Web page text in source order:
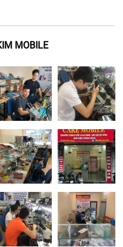
MOBILE